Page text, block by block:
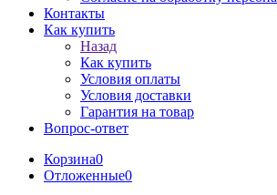
Контакты
Как купить
Назад
Как купить
Условия оплаты
Условия доставки
Гарантия на товар
Вопрос-ответ
Корзина0
Отложенные0